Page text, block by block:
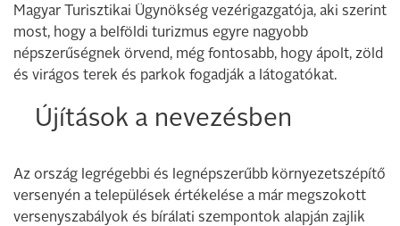
Magyar Turisztikai Ügynökség vezérigazgatója, aki szerint
most, hogy a belföldi turizmus egyre nagyobb
népszerűségnek örvend, még fontosabb, hogy ápolt, zöld
és virágos terek és parkok fogadják a látogatókat.
Újítások a nevezésben
Az ország legrégebbi és legnépszerűbb környezetszépítő
versenyén a települések értékelése a már megszokott
versenyszabályok és bírálati szempontok alapján zajlik